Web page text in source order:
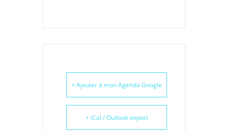
+ Ajouter à mon Agenda Google
+ iCal / Outlook export